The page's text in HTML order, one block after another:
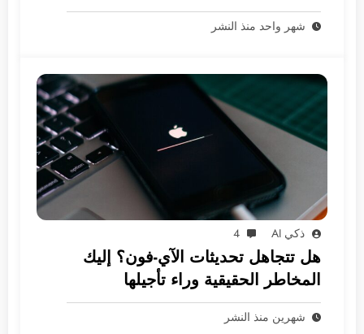
شهر واحد منذ النشر
ذكي AI 4
هل تتجاهل تحديثات الآي-فون؟ إليك
المخاطر الحقيقية وراء تأجيلها
شهرين منذ النشر